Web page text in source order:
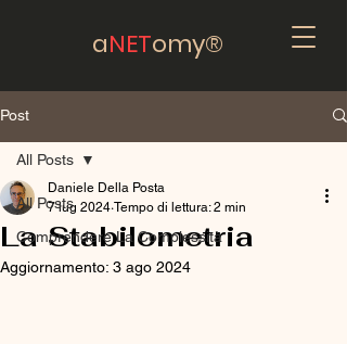
aNETomy®
Post
All Posts
Comprendere La Complessità
All Posts
La Stabilometria
Daniele Della Posta
7 lug 2024 Tempo di lettura: 2 min
Aggiornamento: 3 ago 2024